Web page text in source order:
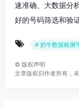
速准确、大数据分
好的号码筛选和验
# 奶牛数据检测
© 版权声明
文章版权归作者所有，